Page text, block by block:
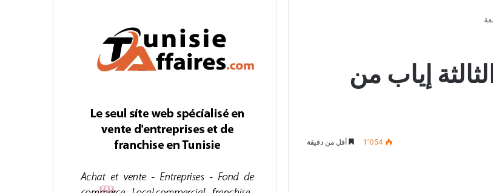
إياب من
1٬054 أقل من دقيقة